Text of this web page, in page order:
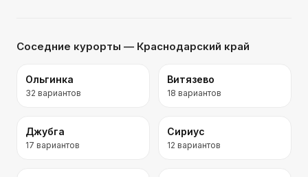
Соседние курорты — Краснодарский край
Ольгинка
32 вариантов
Витязево
18 вариантов
Джубга
17 вариантов
Сириус
12 вариантов